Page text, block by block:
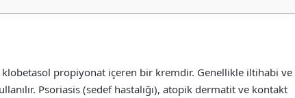
propiyonat içeren bir kremdir. Genellikle iltihabi ve
Psoriasis (sedef hastalığı), atopik dermatit ve kontakt